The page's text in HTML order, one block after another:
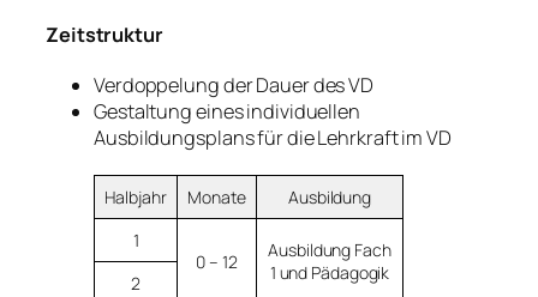
Zeitstruktur
Verdoppelung der Dauer des VD
Gestaltung eines individuellen
Ausbildungsplans für die Lehrkraft im VD
Halbjahr Monate
Ausbildung
1
0 – 12
Ausbildung Fach
1 und Pädagogik
2